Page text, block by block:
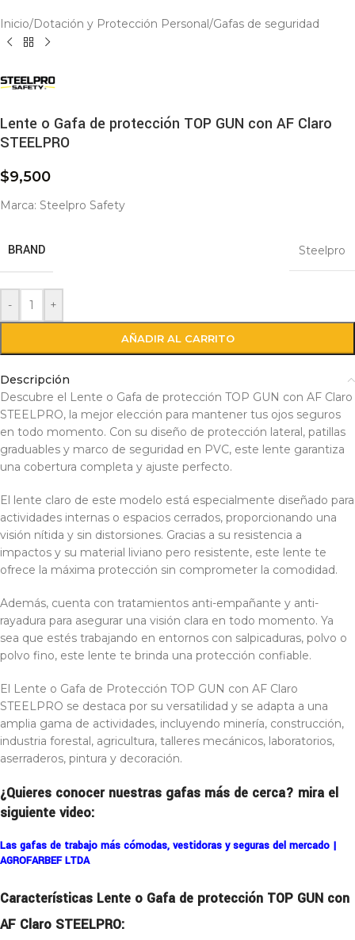
Inicio/Dotación y Protección Personal/Gafas de seguridad
Lente o Gafa de protección TOP GUN con AF Claro
STEELPRO
$9,500
Marca: Steelpro Safety
BRAND Steelpro
- +
AÑADIR AL CARRITO
Descripción
Descubre el Lente o Gafa de protección TOP GUN con AF Claro
STEELPRO, la mejor elección para mantener tus ojos seguros
en todo momento. Con su diseño de protección lateral, patillas
graduables y marco de seguridad en PVC, este lente garantiza
una cobertura completa y ajuste perfecto.
El lente claro de este modelo está especialmente diseñado para
actividades internas o espacios cerrados, proporcionando una
visión nítida y sin distorsiones. Gracias a su resistencia a
impactos y su material liviano pero resistente, este lente te
ofrece la máxima protección sin comprometer la comodidad.
Además, cuenta con tratamientos anti-empañante y anti-
rayadura para asegurar una visión clara en todo momento. Ya
sea que estés trabajando en entornos con salpicaduras, polvo o
polvo fino, este lente te brinda una protección confiable.
El Lente o Gafa de Protección TOP GUN con AF Claro
STEELPRO se destaca por su versatilidad y se adapta a una
amplia gama de actividades, incluyendo minería, construcción,
industria forestal, agricultura, talleres mecánicos, laboratorios,
aserraderos, pintura y decoración.
¿Quieres conocer nuestras gafas más de cerca? mira el
siguiente video:
Las gafas de trabajo más cómodas, vestidoras y seguras del mercado |
AGROFARBEF LTDA
Características Lente o Gafa de protección TOP GUN con
AF Claro STEELPRO: